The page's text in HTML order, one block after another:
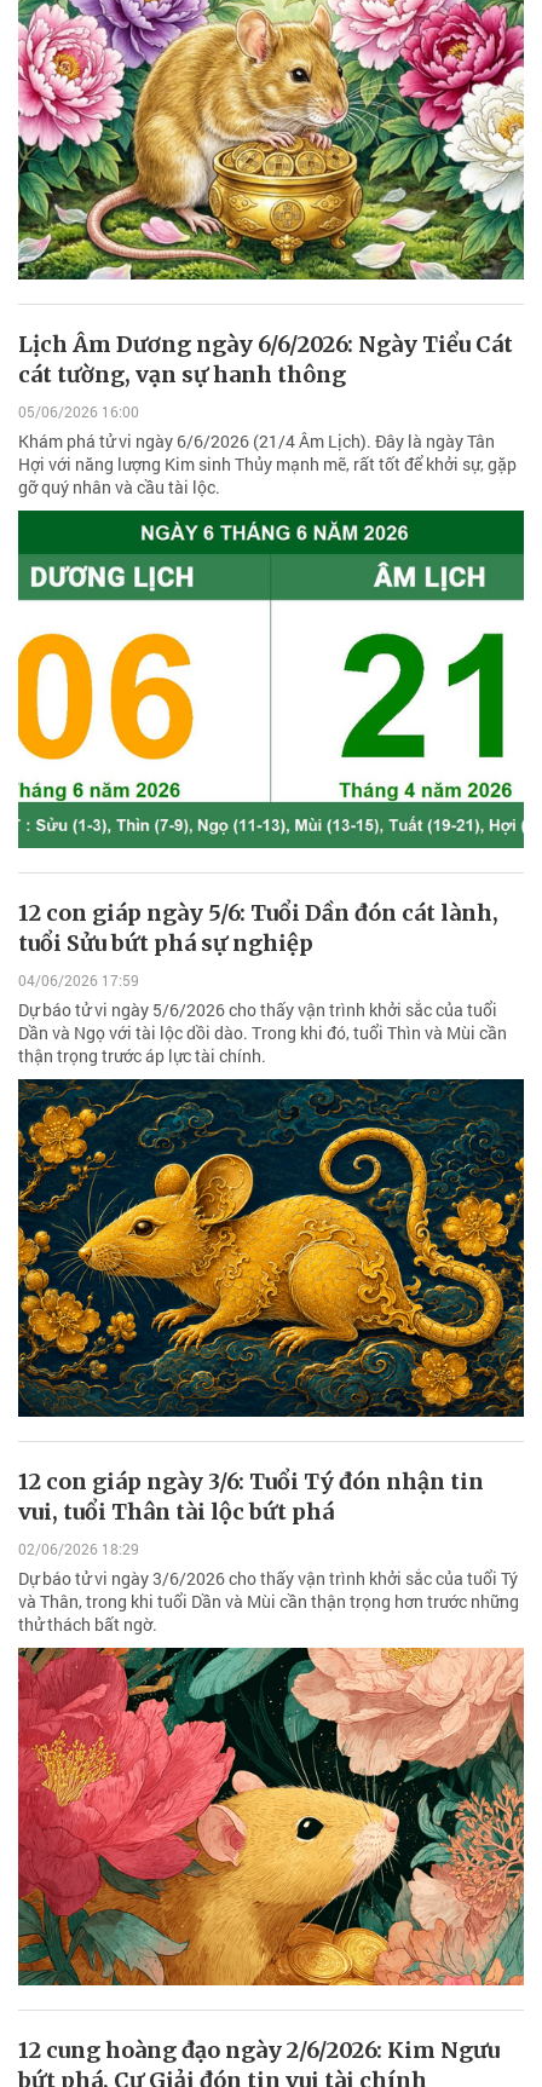
Lịch Âm Dương ngày 6/6/2026: Ngày Tiểu Cát
cát tường, vạn sự hanh thông
05/06/2026 16:00
Khám phá tử vi ngày 6/6/2026 (21/4 Âm Lịch). Đây là ngày Tân
Hợi với năng lượng Kim sinh Thủy mạnh mẽ, rất tốt để khởi sự, gặp
gỡ quý nhân và cầu tài lộc.
12 con giáp ngày 5/6: Tuổi Dần đón cát lành,
tuổi Sửu bứt phá sự nghiệp
04/06/2026 17:59
Dự báo tử vi ngày 5/6/2026 cho thấy vận trình khởi sắc của tuổi
Dần và Ngọ với tài lộc dồi dào. Trong khi đó, tuổi Thìn và Mùi cần
thận trọng trước áp lực tài chính.
12 con giáp ngày 3/6: Tuổi Tý đón nhận tin
vui, tuổi Thân tài lộc bứt phá
02/06/2026 18:29
Dự báo tử vi ngày 3/6/2026 cho thấy vận trình khởi sắc của tuổi Tý
và Thân, trong khi tuổi Dần và Mùi cần thận trọng hơn trước những
thử thách bất ngờ.
12 cung hoàng đạo ngày 2/6/2026: Kim Ngưu
bứt phá, Cự Giải đón tin vui tài chính